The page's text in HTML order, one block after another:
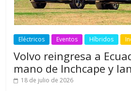
Eléctricos Eventos Híbridos
Volvo reingresa a
mano de Inchcape y
18 de julio de 2026